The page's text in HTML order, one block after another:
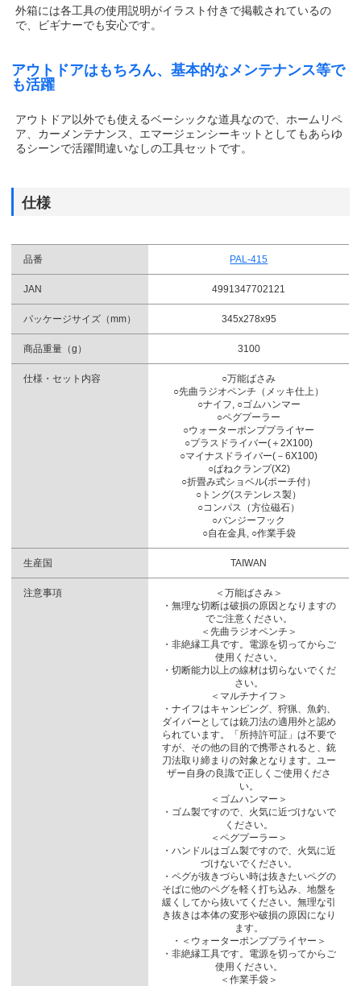
外箱には各工具の使用説明がイラスト付きで掲載されているの
で、ビギナーでも安心です。
アウトドアはもちろん、基本的なメンテナンス等で
も活躍
アウトドア以外でも使えるベーシックな道具なので、ホームリペ
ア、カーメンテナンス、エマージェンシーキットとしてもあらゆ
るシーンで活躍間違いなしの工具セットです。
仕様
品番 PAL-415
JAN 4991347702121
パッケージサイズ（mm） 345x278x95
商品重量（g） 3100
仕様・セット内容
○万能ばさみ
○先曲ラジオペンチ（メッキ仕上）
○ナイフ, ○ゴムハンマー
○ペグプーラー
○ウォーターポンププライヤー
○プラスドライバー(＋2X100)
○マイナスドライバー(－6X100)
○ばねクランプ(X2)
○折畳み式ショベル(ポーチ付）
○トング(ステンレス製）
○コンパス（方位磁石）
○バンジーフック
○自在金具, ○作業手袋
生産国 TAIWAN
注意事項
＜万能ばさみ＞
・無理な切断は破損の原因となりますの
でご注意ください。
＜先曲ラジオペンチ＞
・非絶縁工具です。電源を切ってからご
使用ください。
・切断能力以上の線材は切らないでくだ
さい。
＜マルチナイフ＞
・ナイフはキャンピング、狩猟、魚釣、
ダイバーとしては銃刀法の適用外と認め
られています。「所持許可証」は不要で
すが、その他の目的で携帯されると、銃
刀法取り締まりの対象となります。ユー
ザー自身の良識で正しくご使用くださ
い。
＜ゴムハンマー＞
・ゴム製ですので、火気に近づけないで
ください。
＜ペグプーラー＞
・ハンドルはゴム製ですので、火気に近
づけないでください。
・ペグが抜きづらい時は抜きたいペグの
そばに他のペグを軽く打ち込み、地盤を
緩くしてから抜いてください。無理な引
き抜きは本体の変形や破損の原因になり
ます。
・＜ウォーターポンププライヤー＞
・非絶縁工具です。電源を切ってからご
使用ください。
＜作業手袋＞